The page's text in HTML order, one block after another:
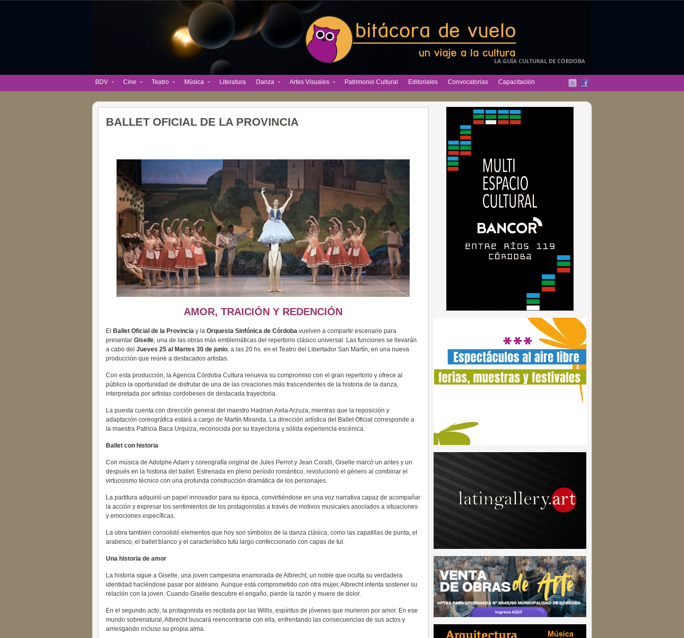
LA GUÍA CULTURAL DE CÓRDOBA
BDV Cine Teatro Música Literatura Danza Artes Visuales Patrimonio Cultural Editoriales Convocatorias Capacitación
BALLET OFICIAL DE LA PROVINCIA
AMOR, TRAICIÓN Y REDENCIÓN
El Ballet Oficial de la Provincia y la Orquesta Sinfónica de Córdoba vuelven a compartir escenario para
presentar Giselle, una de las obras más emblemáticas del repertorio clásico universal. Las funciones se llevarán
a cabo del Jueves 25 al Martes 30 de junio, a las 20 hs. en el Teatro del Libertador San Martín, en una nueva
producción que reúne a destacados artistas.
Con esta producción, la Agencia Córdoba Cultura renueva su compromiso con el gran repertorio y ofrece al
público la oportunidad de disfrutar de una de las creaciones más trascendentes de la historia de la danza,
interpretada por artistas cordobeses de destacada trayectoria.
La puesta cuenta con dirección general del maestro Hadrian Avila Arzuza, mientras que la reposición y
adaptación coreográfica estará a cargo de Martín Miranda. La dirección artística del Ballet Oficial corresponde a
la maestra Patricia Baca Urquiza, reconocida por su trayectoria y sólida experiencia escénica.
Ballet con historia
Con música de Adolphe Adam y coreografía original de Jules Perrot y Jean Coralli, Giselle marcó un antes y un
después en la historia del ballet. Estrenada en pleno período romántico, revolucionó el género al combinar el
virtuosismo técnico con una profunda construcción dramática de los personajes.
La partitura adquirió un papel innovador para su época, convirtiéndose en una voz narrativa capaz de acompañar
la acción y expresar los sentimientos de los protagonistas a través de motivos musicales asociados a situaciones
y emociones específicas.
La obra también consolidó elementos que hoy son símbolos de la danza clásica, como las zapatillas de punta, el
arabesco, el ballet blanco y el característico tutú largo confeccionado con capas de tul.
Una historia de amor
La historia sigue a Giselle, una joven campesina enamorada de Albrecht, un noble que oculta su verdadera
identidad haciéndose pasar por aldeano. Aunque está comprometido con otra mujer, Albrecht intenta sostener su
relación con la joven. Cuando Giselle descubre el engaño, pierde la razón y muere de dolor.
En el segundo acto, la protagonista es recibida por las Willis, espíritus de jóvenes que murieron por amor. En ese
mundo sobrenatural, Albrecht buscará reencontrarse con ella, enfrentando las consecuencias de sus actos y
arriesgando incluso su propia alma.